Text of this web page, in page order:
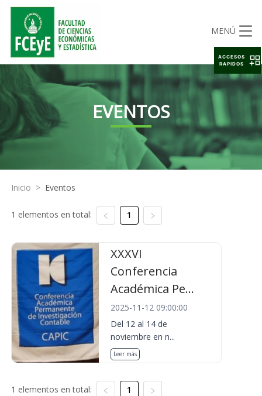
MENÚ
EVENTOS
Inicio > Eventos
1 elementos en total: 1
XXXVI
Conferencia
Académica Pe...
2025-11-12 09:00:00
Del 12 al 14 de
noviembre en n...
Leer más
1 elementos en total: 1
ACCESOS
RAPIDOS